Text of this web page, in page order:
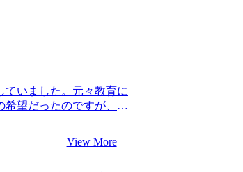
と思っています。
ています。非常に信頼
まお願いすることにし
中さんが励まし続けてく
げている先輩も、営業職
の方が大きい中の転職
ずにやりましょう。具体
います。」と言ってくれ
山中さんにも言われた
ったので、仮に高い営
いました。元々教育に
望だったのですが、
めました。 一方で民間企
したが、国家公務員か
View More